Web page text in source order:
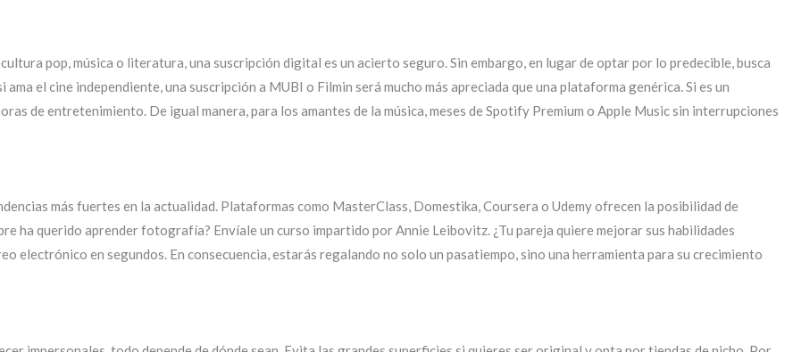
pop, música o literatura, una suscripción digital es un acierto seguro. Sin embargo, en lugar de optar por lo predecible, busca
el cine independiente, una suscripción a MUBI o Filmin será mucho más apreciada que una plataforma genérica. Si es un
de entretenimiento. De igual manera, para los amantes de la música, meses de Spotify Premium o Apple Music sin interrupciones
más fuertes en la actualidad. Plataformas como MasterClass, Domestika, Coursera o Udemy ofrecen la posibilidad de
ha querido aprender fotografía? Envíale un curso impartido por Annie Leibovitz. ¿Tu pareja quiere mejorar sus habilidades
electrónico en segundos. En consecuencia, estarás regalando no solo un pasatiempo, sino una herramienta para su crecimiento